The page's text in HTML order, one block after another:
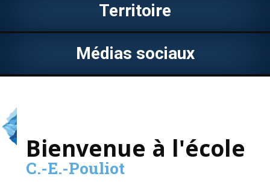
Territoire
Médias sociaux
Bienvenue à l'école
C.-E.-Pouliot